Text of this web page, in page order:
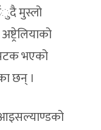
हँुदै मुस्लो
भएको
छन् ।